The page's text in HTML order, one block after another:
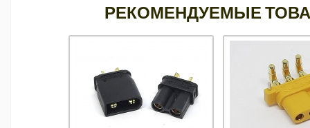
РЕКОМЕНДУЕМЫЕ